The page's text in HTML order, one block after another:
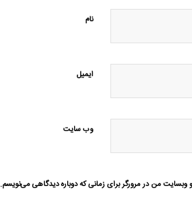
نام
ایمیل
وب‌ سایت
و وبسایت من در مرورگر برای زمانی که دوباره دیدگاهی می‌نویسم.